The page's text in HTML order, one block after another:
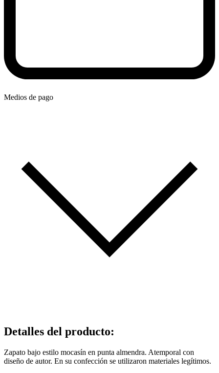
Medios de pago
Detalles del producto:
Zapato bajo estilo mocasín en punta almendra. Atemporal con
diseño de autor. En su confección se utilizaron materiales legítimos.